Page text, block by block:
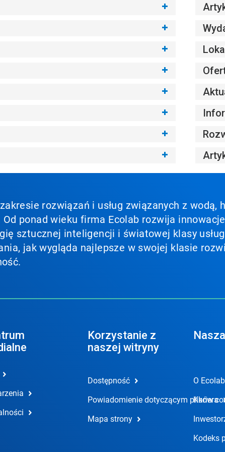
rozwiązań i usług związanych z
Od ponad wieku firma Ecolab rozwija
sztucznej inteligencji i światowej klasy
jak wygląda najlepsze w swojej klasie
Korzystanie z
naszej witryny
Dostępność
Powiadomienie dotyczącym plików
Mapa strony
O Ecolab
Kariera
Kodeks